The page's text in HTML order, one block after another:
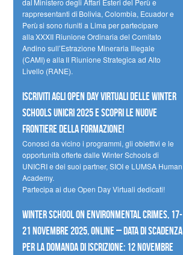
dal Ministero degli Affari Esteri del Perù e
rappresentanti di Bolivia, Colombia, Ecuador e
Perù si sono riuniti a Lima per partecipare
alla XXXII Riunione Ordinaria del Comitato
Andino sull’Estrazione Mineraria Illegale
(CAMI) e alla II Riunione Strategica ad Alto
Livello (RANE).
Iscriviti agli Open Day Virtuali delle Winter
Schools UNICRI 2025 e scopri le nuove
frontiere della formazione!
Conosci da vicino i programmi, gli obiettivi e le
opportunità offerte dalle Winter Schools di
UNICRI e dei suoi partner, SIOI e LUMSA Human
Academy.
Partecipa ai due Open Day Virtuali dedicati!
Winter School on Environmental Crimes, 17-
21 novembre 2025, Online – Data di scadenza
per la domanda di iscrizione: 12 novembre